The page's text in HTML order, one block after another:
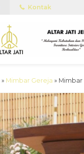
Kontak
» Mimbar Gereja » Mimbar